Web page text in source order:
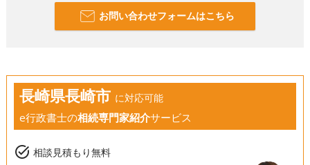
お問い合わせフォームはこちら
長崎県長崎市 に対応可能
e行政書士の相続専門家紹介サービス
task_alt 相談見積もり無料